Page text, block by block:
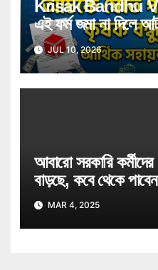
Krisak Bandhu
এই ফর্ম জমা না দিলে
বন্ধুর আর্থিক সহায়তা!
JUL 10, 2026
আবারো সরকারি
বাড়ছে, কবে থেকে
Govt Job
MAR 4, 2025